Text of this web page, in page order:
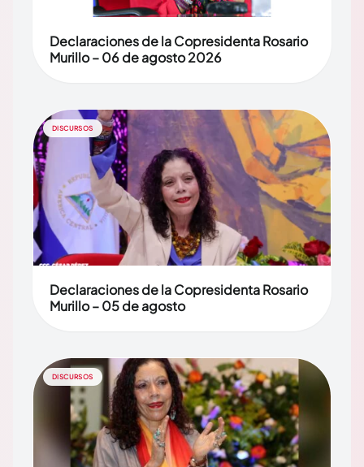
Declaraciones de la Copresidenta Rosario
Murillo – 06 de agosto 2026
DISCURSOS
Declaraciones de la Copresidenta Rosario
Murillo – 05 de agosto
DISCURSOS